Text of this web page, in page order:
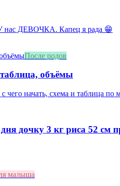
нас ДЕВОЧКА. Капец я рада 😁
После родов
объёмы
начать, схема и таблица
дочку 3 кг риса 52 см
малыша